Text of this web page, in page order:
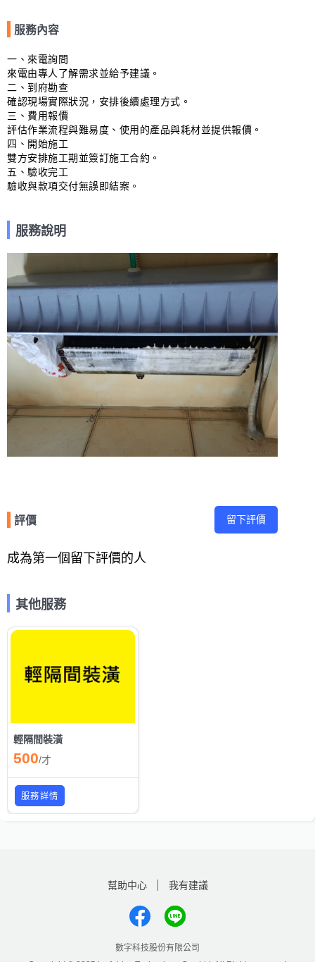
服務內容
一、來電詢問
來電由專人了解需求並給予建議。
二、到府勘查
確認現場實際狀況，安排後續處理方式。
三、費用報價
評估作業流程與難易度、使用的產品與耗材並提供報價。
四、開始施工
雙方安排施工期並簽訂施工合約。
五、驗收完工
驗收與款項交付無誤即結案。
服務說明
評價 留下評價
成為第一個留下評價的人
其他服務
輕隔間裝潢
500/才
服務詳情
幫助中心 我有建議
數字科技股份有限公司